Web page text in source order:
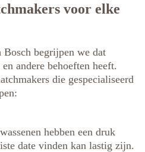
voor elke
Bosch begrijpen we dat
andere behoeften heeft.
die gespecialiseerd
hebben een druk
date vinden kan lastig zijn.